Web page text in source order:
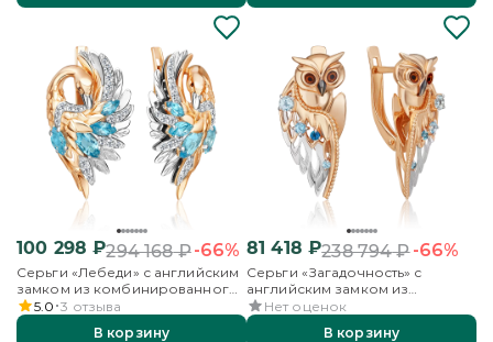
100 298 ₽294 168₽-66%
Серьги «Лебеди» с английским
замком из комбинированного
золота с топазами и
бесцветными топазами
5.0 3 отзыва
В корзину
81 418 ₽238 794₽-66%
Серьги «Загадочность» с
английским замком из
комбинированного золота с
топазами и эмалью
Нет оценок
В корзину